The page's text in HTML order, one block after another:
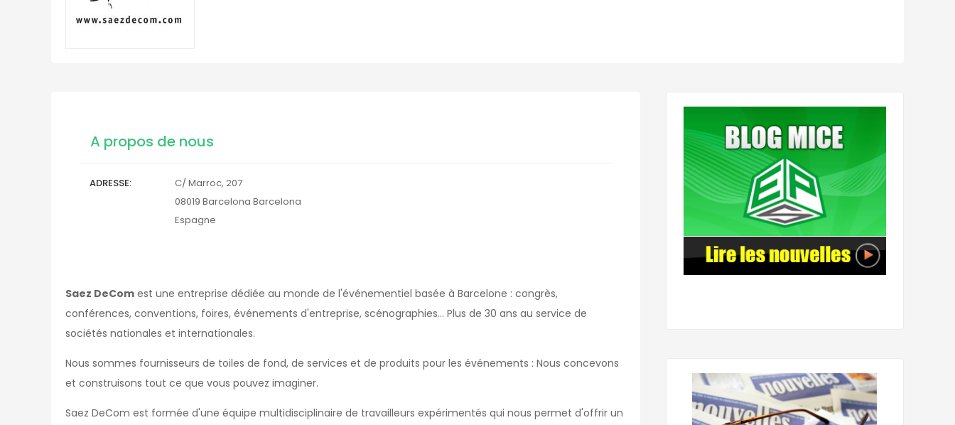
A propos de nous
ADRESSE
C/ Marroc, 207
08019 Barcelona Barcelona
Espagne
Saez DeCom est une entreprise dédiée au monde de l'événementiel basée à Barcelone : congrès,
conférences, conventions, foires, événements d'entreprise, scénographies... Plus de 30 ans au service de
sociétés nationales et internationales.
Nous sommes fournisseurs de toiles de fond, de services et de produits pour les événements : Nous concevons
et construisons tout ce que vous pouvez imaginer.
Saez DeCom est formée d'une équipe multidisciplinaire de travailleurs expérimentés qui nous permet d'offrir un